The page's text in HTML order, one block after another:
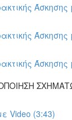
Video (3:43)